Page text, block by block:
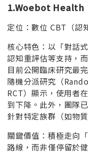
1.Woebot Health
定位：數位 CBT（認
核心特色：以「對話
認知重評估等支持，
目前公開臨床研究最
隨機分派研究（
RCT）顯示，使用者
到下降。此外，團隊
針對特定族群（如物
關鍵價值：積極走向
路線，而非僅停留於